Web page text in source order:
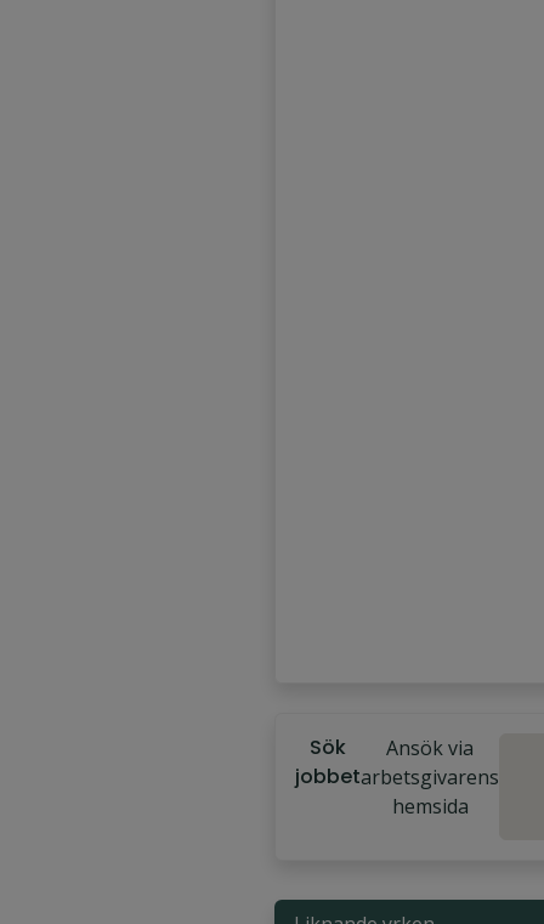
Sök
jobbet
Ansök via
arbetsgivarens
hemsida